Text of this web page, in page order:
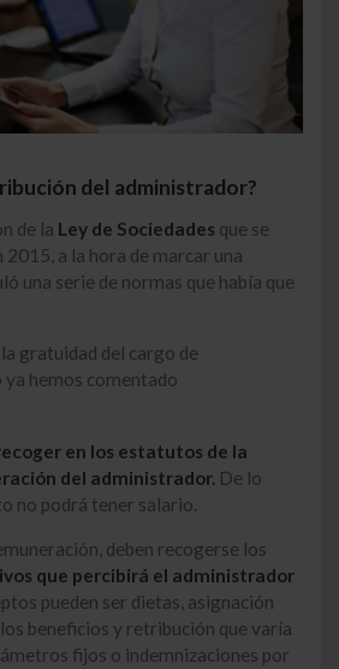
del administrador?
de la Ley de Sociedades que se
2015, a la hora de marcar una
una serie de normas que había que
gratuidad del cargo de
hemos comentado
en los estatutos de la
del administrador. De lo
no podrá tener salario.
deben recogerse los
que percibirá el administrador
pueden ser dietas, asignación
beneficios y retribución que varía
fijos o indemnizaciones por